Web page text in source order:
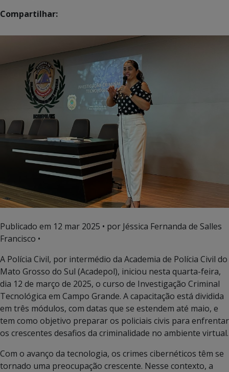
Compartilhar:
Publicado em 12 mar 2025 • por Jéssica Fernanda de Salles
Francisco •
A Polícia Civil, por intermédio da Academia de Polícia Civil do
Mato Grosso do Sul (Acadepol), iniciou nesta quarta-feira,
dia 12 de março de 2025, o curso de Investigação Criminal
Tecnológica em Campo Grande. A capacitação está dividida
em três módulos, com datas que se estendem até maio, e
tem como objetivo preparar os policiais civis para enfrentar
os crescentes desafios da criminalidade no ambiente virtual.
Com o avanço da tecnologia, os crimes cibernéticos têm se
tornado uma preocupação crescente. Nesse contexto, a